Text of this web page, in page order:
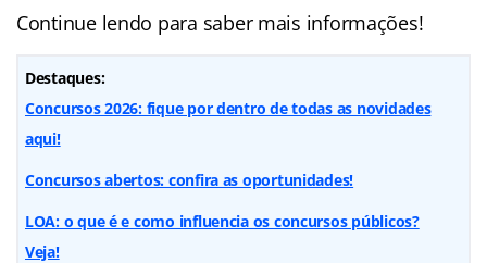
Continue lendo para saber mais informações!
Destaques:
Concursos 2026: fique por dentro de todas as novidades
aqui!
Concursos abertos: confira as oportunidades!
LOA: o que é e como influencia os concursos públicos?
Veja!